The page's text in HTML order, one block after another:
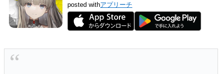
posted withアプリーチ